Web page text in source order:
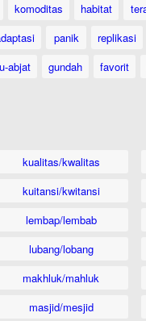
komoditas habitat
panik replikasi
abjat gundah favorit
kualitas/kwalitas
kuitansi/kwitansi
lembap/lembab
lubang/lobang
makhluk/mahluk
masjid/mesjid